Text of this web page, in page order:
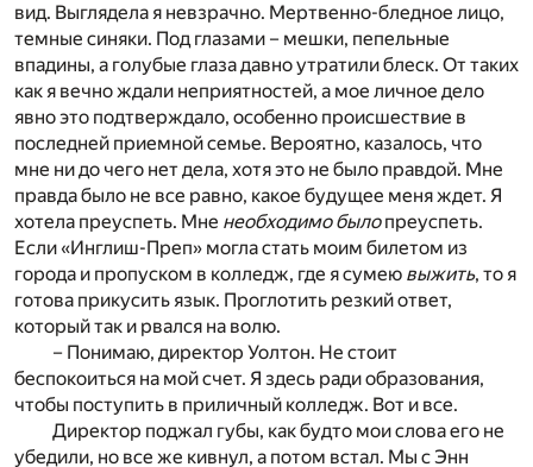
вид. Выглядела я невзрачно. Мертвенно-бледное лицо,
темные синяки. Под глазами – мешки, пепельные
впадины, а голубые глаза давно утратили блеск. От таких
как я вечно ждали неприятностей, а мое личное дело
явно это подтверждало, особенно происшествие в
последней приемной семье. Вероятно, казалось, что
мне ни до чего нет дела, хотя это не было правдой. Мне
правда было не все равно, какое будущее меня ждет. Я
хотела преуспеть. Мне необходимо былопреуспеть.
Если «Инглиш-Преп» могла стать моим билетом из
города и пропуском в колледж, где я сумею выжить, то я
готова прикусить язык. Проглотить резкий ответ,
который так и рвался на волю.
– Понимаю, директор Уолтон. Не стоит
беспокоиться на мой счет. Я здесь ради образования,
чтобы поступить в приличный колледж. Вот и все.
Директор поджал губы, как будто мои слова его не
убедили, но все же кивнул, а потом встал. Мы с Энн